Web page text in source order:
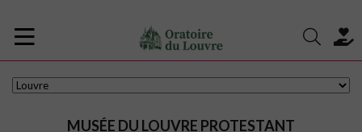
MUSÉE DU LOUVRE PROTESTANT